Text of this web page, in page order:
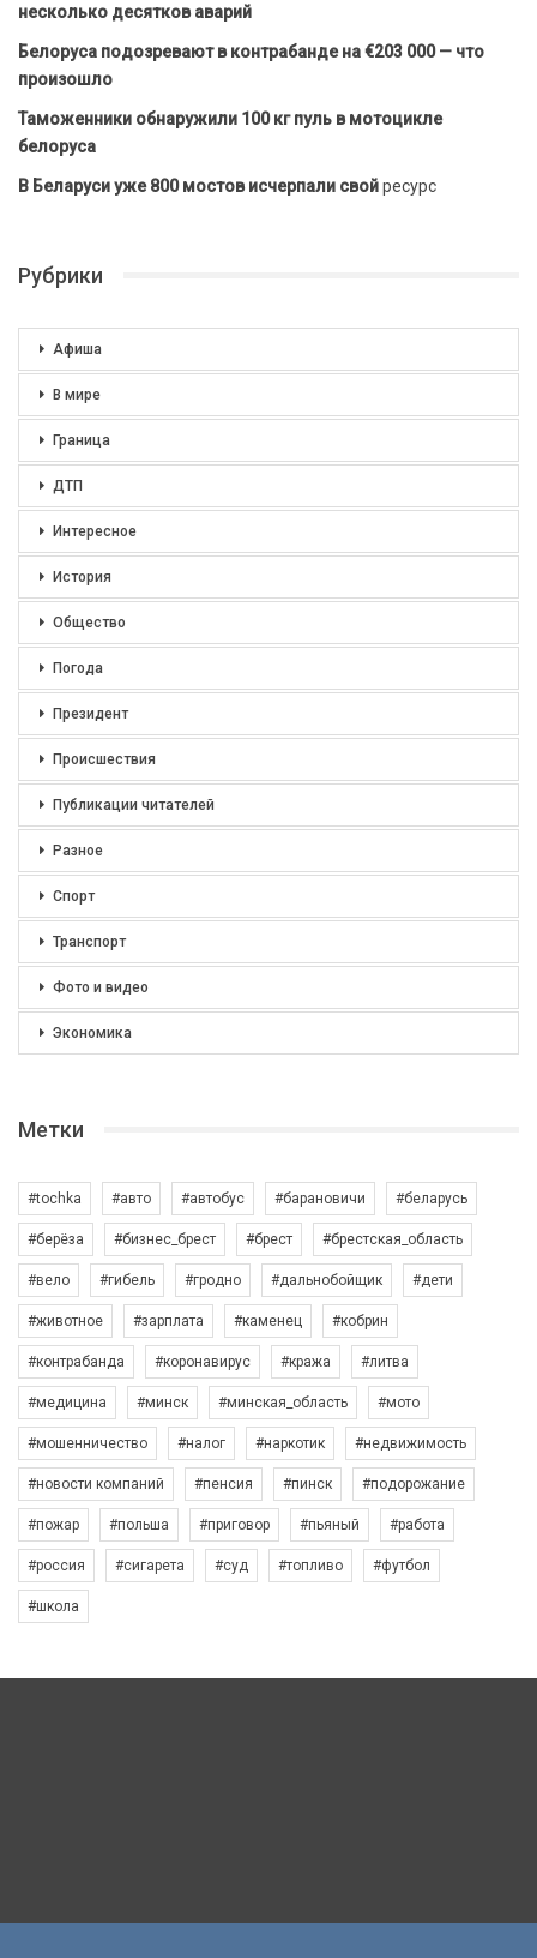
несколько десятков аварий
Белоруса подозревают в контрабанде на €203 000 — что
произошло
Таможенники обнаружили 100 кг пуль в мотоцикле
белоруса
В Беларуси уже 800 мостов исчерпали свойресурс
Рубрики
Афиша
В мире
Граница
ДТП
Интересное
История
Общество
Погода
Президент
Происшествия
Публикации читателей
Разное
Спорт
Транспорт
Фото и видео
Экономика
Метки
#tochka #авто #автобус #барановичи #беларусь
#берёза #бизнес_брест #брест #брестская_область
#вело #гибель #гродно #дальнобойщик #дети
#животное #зарплата #каменец #кобрин
#контрабанда #коронавирус #кража #литва
#медицина #минск #минская_область #мото
#мошенничество #налог #наркотик #недвижимость
#новости компаний #пенсия #пинск #подорожание
#пожар #польша #приговор #пьяный #работа
#россия #сигарета #суд #топливо #футбол
#школа